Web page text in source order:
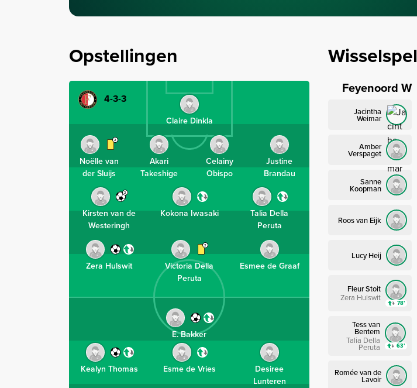
Opstellingen
4-3-3
Claire Dinkla
2
Noëlle van
der Sluijs
Akari
Takeshige
Celainy
Obispo
Justine
Brandau
2
Kirsten van de
Westeringh
Kokona Iwasaki
Talia Della
Peruta
Zera Hulswit
2
Victoria Della
Peruta
Esmee de Graaf
Desiree
Lunteren
Esme de Vries
Kealyn Thomas
E. Bakker
Feyenoord W
Jacintha
Weimar
Amber
Verspaget
Sanne
Koopman
Roos van Eijk
Lucy Heij
Fleur Stoit
Zera Hulswit 78’
Tess van
Bentem
Talia Della
Peruta 63’
Romée van de
Lavoir